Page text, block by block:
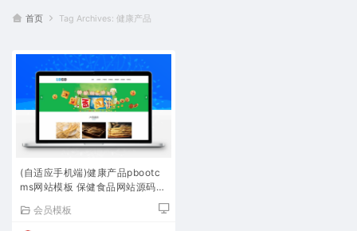
首页 Tag Archives: 健康产品
(自适应手机端)健康产品pbootc
ms网站模板 保健食品网站源码下
会员模板